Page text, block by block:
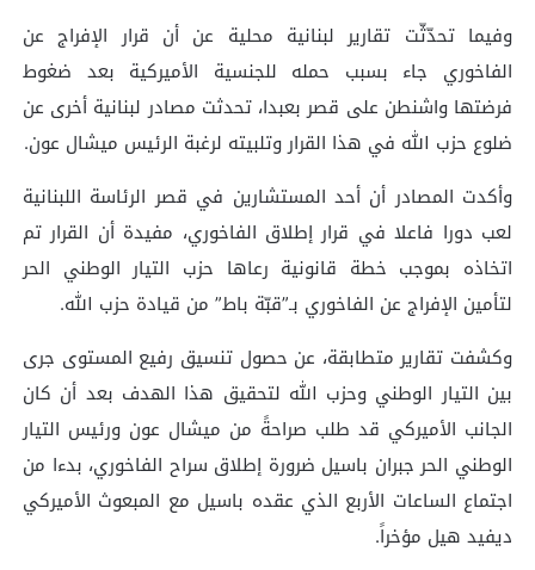
وفيما تحدّثّت تقارير لبنانية محلية عن أن قرار الإفراج عن
الفاخوري جاء بسبب حمله للجنسية الأميركية بعد ضغوط
فرضتها واشنطن على قصر بعبدا، تحدثت مصادر لبنانية أخرى عن
ضلوع حزب الله في هذا القرار وتلبيته لرغبة الرئيس ميشال عون.
وأكدت المصادر أن أحد المستشارين في قصر الرئاسة اللبنانية
لعب دورا فاعلا في قرار إطلاق الفاخوري، مفيدة أن القرار تم
اتخاذه بموجب خطة قانونية رعاها حزب التيار الوطني الحر
لتأمين الإفراج عن الفاخوري بـ”قبّة باط” من قيادة حزب الله.
وكشفت تقارير متطابقة، عن حصول تنسيق رفيع المستوى جرى
بين التيار الوطني وحزب الله لتحقيق هذا الهدف بعد أن كان
الجانب الأميركي قد طلب صراحةً من ميشال عون ورئيس التيار
الوطني الحر جبران باسيل ضرورة إطلاق سراح الفاخوري، بدءا من
اجتماع الساعات الأربع الذي عقده باسيل مع المبعوث الأميركي
ديفيد هيل مؤخراً.